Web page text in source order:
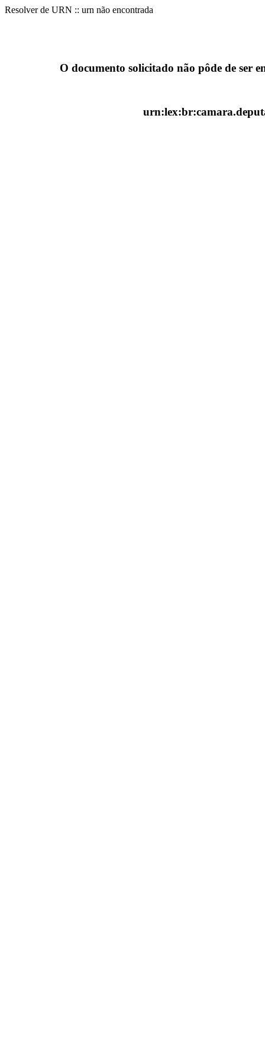
Resolver de URN :: urn não encontrada
O documento solicitado não pôde de ser